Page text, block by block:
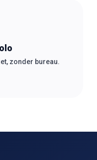
zonder bureau.